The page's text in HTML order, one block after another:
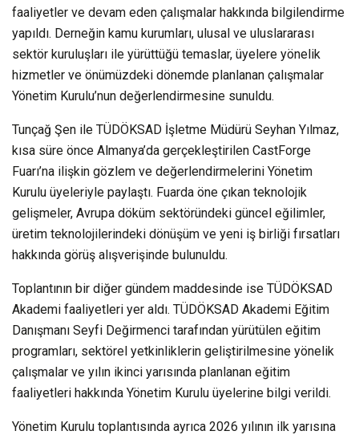
faaliyetler ve devam eden çalışmalar hakkında bilgilendirme
yapıldı. Derneğin kamu kurumları, ulusal ve uluslararası
sektör kuruluşları ile yürüttüğü temaslar, üyelere yönelik
hizmetler ve önümüzdeki dönemde planlanan çalışmalar
Yönetim Kurulu’nun değerlendirmesine sunuldu.
Tunçağ Şen ile TÜDÖKSAD İşletme Müdürü Seyhan Yılmaz,
kısa süre önce Almanya’da gerçekleştirilen CastForge
Fuarı’na ilişkin gözlem ve değerlendirmelerini Yönetim
Kurulu üyeleriyle paylaştı. Fuarda öne çıkan teknolojik
gelişmeler, Avrupa döküm sektöründeki güncel eğilimler,
üretim teknolojilerindeki dönüşüm ve yeni iş birliği fırsatları
hakkında görüş alışverişinde bulunuldu.
Toplantının bir diğer gündem maddesinde ise TÜDÖKSAD
Akademi faaliyetleri yer aldı. TÜDÖKSAD Akademi Eğitim
Danışmanı Seyfi Değirmenci tarafından yürütülen eğitim
programları, sektörel yetkinliklerin geliştirilmesine yönelik
çalışmalar ve yılın ikinci yarısında planlanan eğitim
faaliyetleri hakkında Yönetim Kurulu üyelerine bilgi verildi.
Yönetim Kurulu toplantısında ayrıca 2026 yılının ilk yarısına